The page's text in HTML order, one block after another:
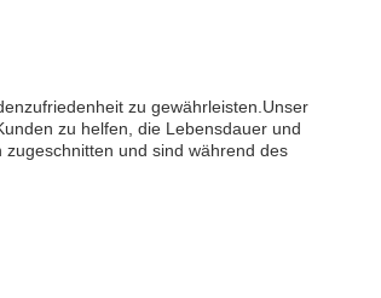
zu gewährleisten.Unser
zu helfen, die Lebensdauer und
und sind während des